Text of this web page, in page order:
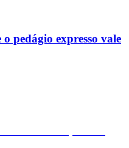
pedágio expresso vale